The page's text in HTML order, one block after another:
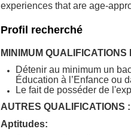
experiences that are age-
Profil recherché
MINIMUM QUALIFICATIONS
Détenir au minimum un
Éducation à l’Enfance ou
Le fait de posséder de
AUTRES QUALIFICATIONS :
Aptitudes: